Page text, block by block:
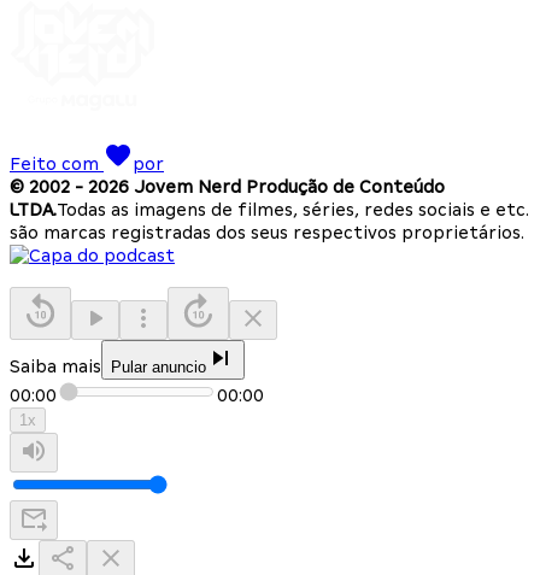
Feito com
por
© 2002 - 2026 Jovem Nerd Produção de Conteúdo
LTDA.Todas as imagens de filmes, séries, redes sociais e etc.
são marcas registradas dos seus respectivos proprietários.
Saiba mais Pular anuncio
00:00 00:00
1x